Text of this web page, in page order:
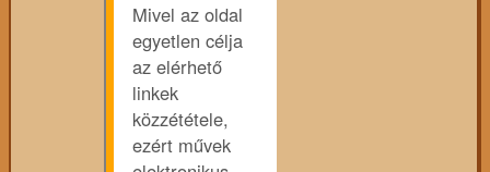
Mivel az oldal
egyetlen célja
az elérhető
linkek
közzététele,
ezért művek